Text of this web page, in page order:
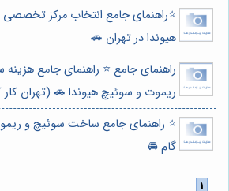
⭐️راهنمای جامع انتخاب مرکز
هیوندا در تهران 🚗
راهنمای جامع ⭐️ راهنمای جامع
ریموت و سوئیچ هیوندا 🚗 (تهران
⭐️ راهنمای جامع ساخت سوئیچ و
گام 🚘